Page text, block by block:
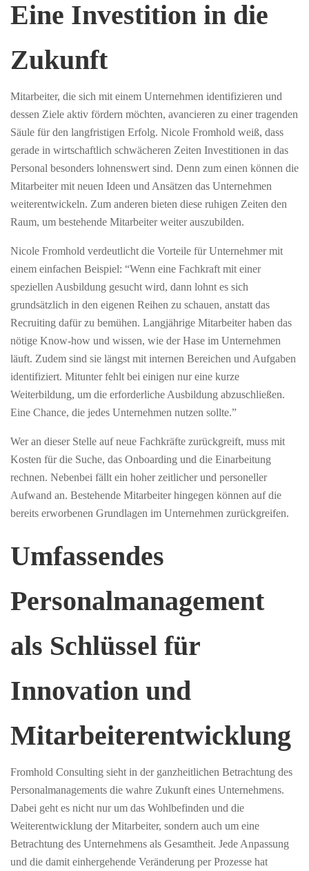
Eine Investition in die
Zukunft
Mitarbeiter, die sich mit einem Unternehmen identifizieren und
dessen Ziele aktiv fördern möchten, avancieren zu einer tragenden
Säule für den langfristigen Erfolg. Nicole Fromhold weiß, dass
gerade in wirtschaftlich schwächeren Zeiten Investitionen in das
Personal besonders lohnenswert sind. Denn zum einen können die
Mitarbeiter mit neuen Ideen und Ansätzen das Unternehmen
weiterentwickeln. Zum anderen bieten diese ruhigen Zeiten den
Raum, um bestehende Mitarbeiter weiter auszubilden.
Nicole Fromhold verdeutlicht die Vorteile für Unternehmer mit
einem einfachen Beispiel: “Wenn eine Fachkraft mit einer
speziellen Ausbildung gesucht wird, dann lohnt es sich
grundsätzlich in den eigenen Reihen zu schauen, anstatt das
Recruiting dafür zu bemühen. Langjährige Mitarbeiter haben das
nötige Know-how und wissen, wie der Hase im Unternehmen
läuft. Zudem sind sie längst mit internen Bereichen und Aufgaben
identifiziert. Mitunter fehlt bei einigen nur eine kurze
Weiterbildung, um die erforderliche Ausbildung abzuschließen.
Eine Chance, die jedes Unternehmen nutzen sollte.”
Wer an dieser Stelle auf neue Fachkräfte zurückgreift, muss mit
Kosten für die Suche, das Onboarding und die Einarbeitung
rechnen. Nebenbei fällt ein hoher zeitlicher und personeller
Aufwand an. Bestehende Mitarbeiter hingegen können auf die
bereits erworbenen Grundlagen im Unternehmen zurückgreifen.
Umfassendes
Personalmanagement
als Schlüssel für
Innovation und
Mitarbeiterentwicklung
Fromhold Consulting sieht in der ganzheitlichen Betrachtung des
Personalmanagements die wahre Zukunft eines Unternehmens.
Dabei geht es nicht nur um das Wohlbefinden und die
Weiterentwicklung der Mitarbeiter, sondern auch um eine
Betrachtung des Unternehmens als Gesamtheit. Jede Anpassung
und die damit einhergehende Veränderung per Prozesse hat